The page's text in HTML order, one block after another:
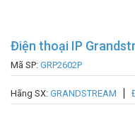
Điện thoại IP
Mã SP: GRP2602P
Hãng SX: GRANDSTREAM